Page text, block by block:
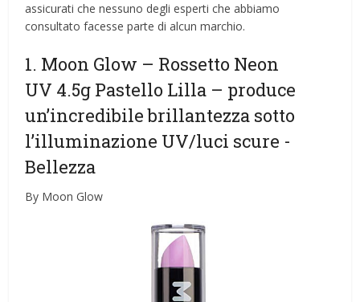
assicurati che nessuno degli esperti che abbiamo
consultato facesse parte di alcun marchio.
1. Moon Glow – Rossetto Neon
UV 4.5g Pastello Lilla – produce
un’incredibile brillantezza sotto
l’illuminazione UV/luci scure -
Bellezza
By Moon Glow